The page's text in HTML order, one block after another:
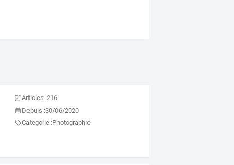
Articles :216
Depuis :30/06/2020
Categorie :Photographie